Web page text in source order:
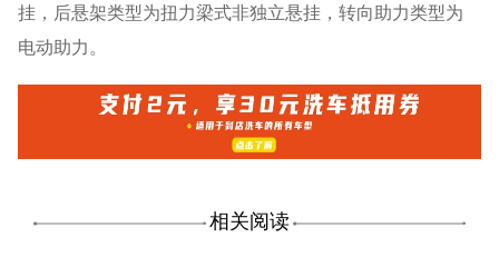
挂，后悬架类型为扭力梁式非独立悬挂，转向助力类型为
电动助力。
相关阅读